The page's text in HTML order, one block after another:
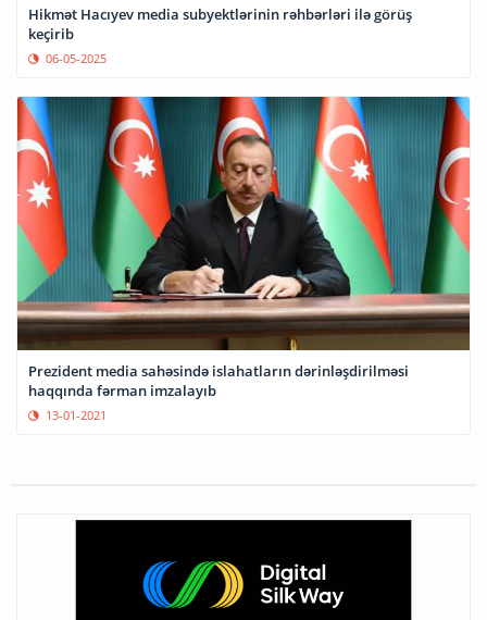
Hikmət Hacıyev media subyektlərinin rəhbərləri ilə görüş
keçirib
06-05-2025
Prezident media sahəsində islahatların dərinləşdirilməsi
haqqında fərman imzalayıb
13-01-2021